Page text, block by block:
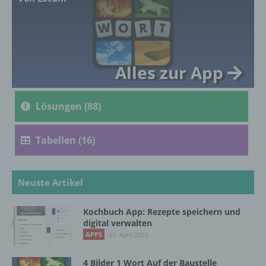
Alles zur App
Lösungen (88)
Tabellen (16)
Neuste Artikel
Kochbuch App: Rezepte speichern und
digital verwalten
APPS 03. April 2025
4 Bilder 1 Wort Auf der Baustelle
genetischen, psychischen, wirtschaftlichen,
kulturellen oder sozialen Identität dieser
natürlichen Person sind, identifiziert werden
Betroffene Person ist jede identifizierte oder
identifizierbare natürliche Person, deren
personenbezogene Daten von dem für die
Verarbeitung Verantwortlichen verarbeitet
Verarbeitung ist jeder mit oder ohne Hilfe
automatisierter Verfahren ausgeführte